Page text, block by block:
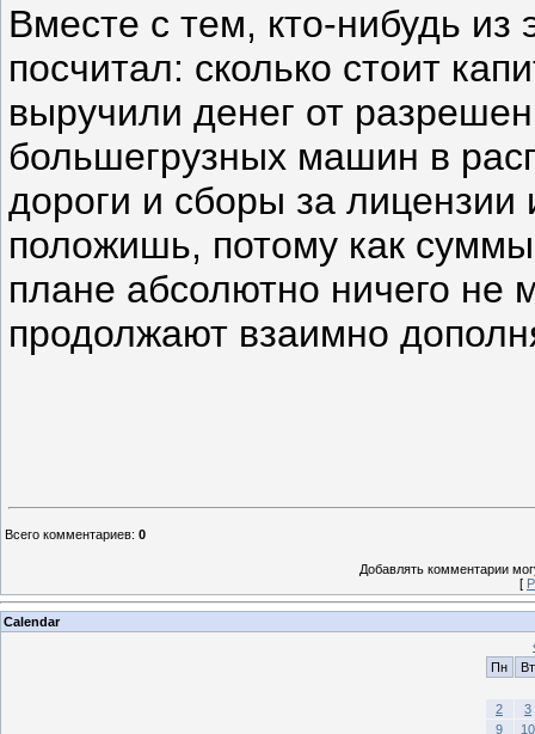
Вместе с тем, кто-нибудь
посчитал: сколько стоит
выручили денег от
большегрузных машин в
дороги и сборы за
положишь, потому как
плане абсолютно ничего не
продолжают взаимно
Всего комментариев: 0
Добавлять комментарии
[
Calendar
Пн
Вт
2
3
9
10